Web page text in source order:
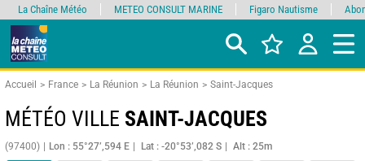
Accueil France La Réunion La Réunion Saint-Jacques
MÉTÉO VILLE SAINT-JACQUES
(97400) Lon : 55°27’,594 E Lat : -20°53’,082 S
Alt : 25m
La Chaîne Météo METEO CONSULT MARINE Figaro Nautisme